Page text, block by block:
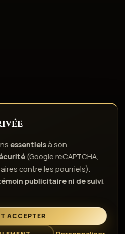
Conditions d'utilisation
Politique de témoins
fête depuis 1980
essentielsà son
(Google reCAPTCHA,
contre les pourriels).
publicitaire ni de suivi.
ACCEPTER